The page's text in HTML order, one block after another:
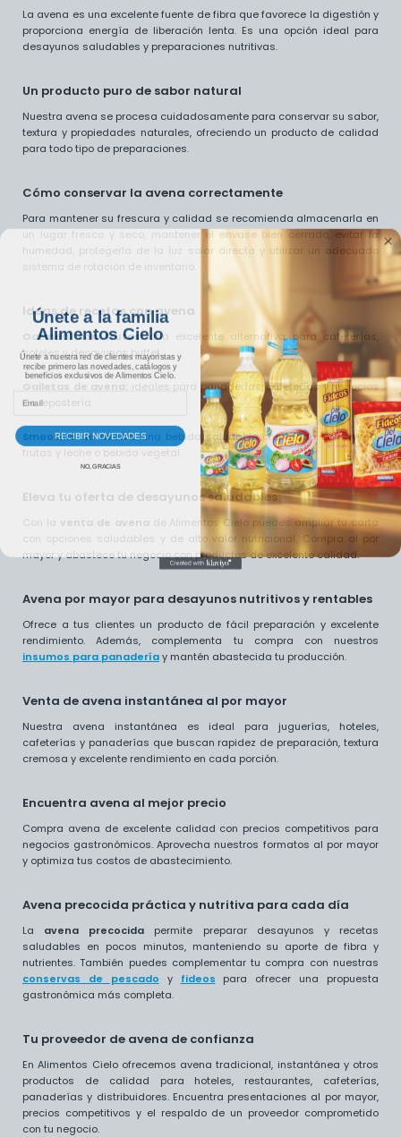
La avena es una excelente fuente de fibra que favorece la digestión y
proporciona energía de liberación lenta. Es una opción ideal para
desayunos saludables y preparaciones nutritivas.
Un producto puro de sabor natural
Nuestra avena se procesa cuidadosamente para conservar su sabor,
textura y propiedades naturales, ofreciendo un producto de calidad
para todo tipo de preparaciones.
Cómo conservar la avena correctamente
Para mantener su frescura y calidad se recomienda almacenarla en
un lugar fresco y seco, mantener el envase bien cerrado, evitar la
humedad, protegerla de la luz solar directa y utilizar un adecuado
sistema de rotación de inventario.
Ideas de recetas con avena
Oatmeal con frutas:una excelente alternativa para cafeterías,
hoteles y desayunos buffet.
Galletas de avena: ideales para panaderías, cafeterías y negocios
de repostería.
Smoothie de avena:una bebida saludable preparada con avena,
frutas y leche o bebida vegetal.
Eleva tu oferta de desayunos saludables
Con la venta de avena de Alimentos Cielo puedes ampliar tu carta
con opciones saludables y de alto valor nutricional. Compra al por
mayor y abastece tu negocio con productos de excelente calidad.
Avena por mayor para desayunos nutritivos y rentables
Ofrece a tus clientes un producto de fácil preparación y excelente
rendimiento. Además, complementa tu compra con nuestros
insumos para panaderíay mantén abastecida tu producción.
Venta de avena instantánea al por mayor
Nuestra avena instantánea es ideal para juguerías, hoteles,
cafeterías y panaderías que buscan rapidez de preparación, textura
cremosa y excelente rendimiento en cada porción.
Encuentra avena al mejor precio
Compra avena de excelente calidad con precios competitivos para
negocios gastronómicos. Aprovecha nuestros formatos al por mayor
y optimiza tus costos de abastecimiento.
Avena precocida práctica y nutritiva para cada día
La avena precocida permite preparar desayunos y recetas
saludables en pocos minutos, manteniendo su aporte de fibra y
nutrientes. También puedes complementar tu compra con nuestras
conservas de pescado y fideos para ofrecer una propuesta
gastronómica más completa.
Tu proveedor de avena de confianza
En Alimentos Cielo ofrecemos avena tradicional, instantánea y otros
productos de calidad para hoteles, restaurantes, cafeterías,
panaderías y distribuidores. Encuentra presentaciones al por mayor,
precios competitivos y el respaldo de un proveedor comprometido
con tu negocio.
Únete a la familia
Alimentos Cielo
Únete a nuestra red de clientes mayoristas y
recibe primero las novedades, catálogos y
beneficios exclusivos de Alimentos Cielo.
Email
RECIBIR NOVEDADES
NO, GRACIAS